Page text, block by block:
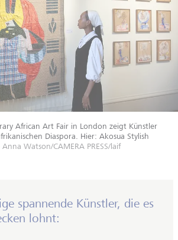
African Art Fair in London zeigt Künstler
Diaspora. Hier: Akosua Stylish
Anna Watson/CAMERA PRESS/laif
spannende Künstler, die es
lohnt: